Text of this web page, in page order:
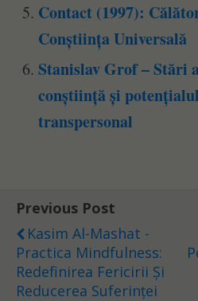
Contact (1997):
Conștiința Universală
Stanislav Grof – Stări
conștiință și
transpersonal
Previous Post
Kasim Al-Mashat -
Practica Mindfulness:
Redefinirea Fericirii Și
Reducerea Suferinței